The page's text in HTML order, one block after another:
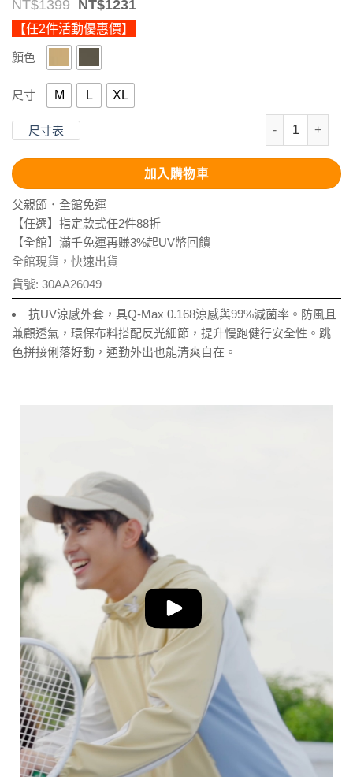
NT$1399 Original
price
was:
NT$1399.
NT$1231
【任2件活動優惠價】
顏色
尺寸 M L XL
尺寸表
抗UV-Apex環
加入購物車
父親節．全館免運
【任選】指定款式任2件88折
【全館】滿千免運再賺3%起UV幣回饋
全館現貨，快速出貨
貨號: 30AA26049
抗UV涼感外套，具Q-Max 0.168涼感與99%減菌率。防風且
兼顧透氣，環保布料搭配反光細節，提升慢跑健行安全性。跳
色拼接俐落好動，通勤外出也能清爽自在。